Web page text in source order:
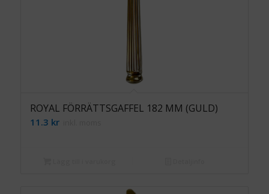
ROYAL FÖRRÄTTSGAFFEL 182 MM (GULD)
11.3 krinkl. moms